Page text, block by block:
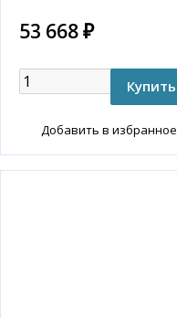
53 668 ₽
Добавить в избранное